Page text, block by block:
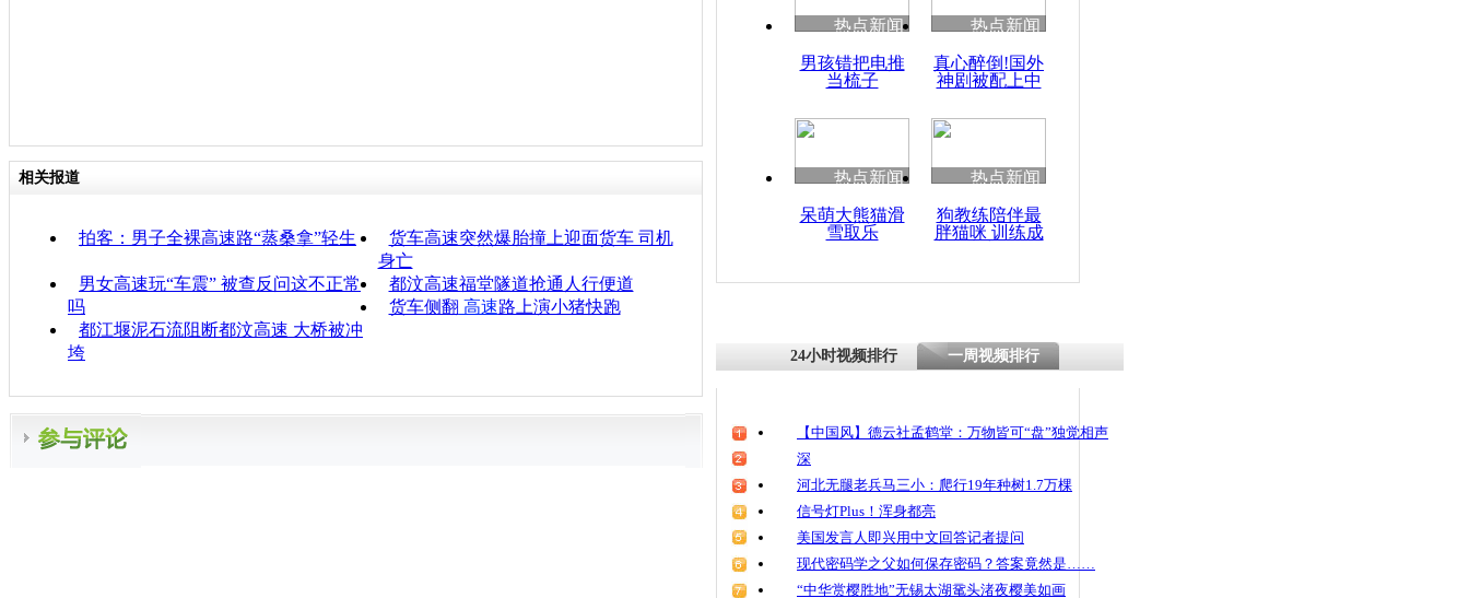
四川兴文苗乡上万人欢
度苗族花山节
清明祭英烈 哀思悼忠
大巴高速路落客 女乘
相关报道
拍客：男子全裸高速路“蒸桑拿”轻生
货车高速突然爆胎撞上迎面货车 司机
身亡
男女高速玩“车震” 被查反问这不正常
吗
都汶高速福堂隧道抢通人行便道
货车侧翻 高速路上演小猪快跑
都江堰泥石流阻断都汶高速 大桥被冲
垮
热点新闻
男孩错把电推
当梳子
热点新闻
真心醉倒!国外
神剧被配上中
热点新闻
呆萌大熊猫滑
雪取乐
热点新闻
狗教练陪伴最
胖猫咪 训练成
24小时视频排行 一周视频排行
【中国风】德云社孟鹤堂：万物皆可“盘”独觉相声
深
河北无腿老兵马三小：爬行19年种树1.7万棵
信号灯Plus！浑身都亮
美国发言人即兴用中文回答记者提问
现代密码学之父如何保存密码？答案竟然是……
“中华赏樱胜地”无锡太湖鼋头渚夜樱美如画